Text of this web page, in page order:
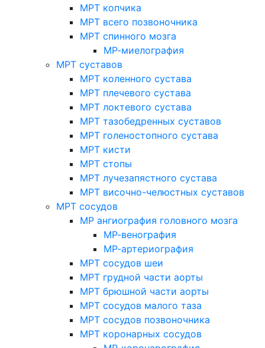
МРТ копчика
МРТ всего позвоночника
МРТ спинного мозга
МР-миелография
МРТ суставов
МРТ коленного сустава
МРТ плечевого сустава
МРТ локтевого сустава
МРТ тазобедренных суставов
МРТ голеностопного сустава
МРТ кисти
МРТ стопы
МРТ лучезапястного сустава
МРТ височно-челюстных суставов
МРТ сосудов
МР ангиография головного мозга
МР-венография
МР-артериография
МРТ сосудов шеи
МРТ грудной части аорты
МРТ брюшной части аорты
МРТ сосудов малого таза
МРТ сосудов позвоночника
МРТ коронарных сосудов